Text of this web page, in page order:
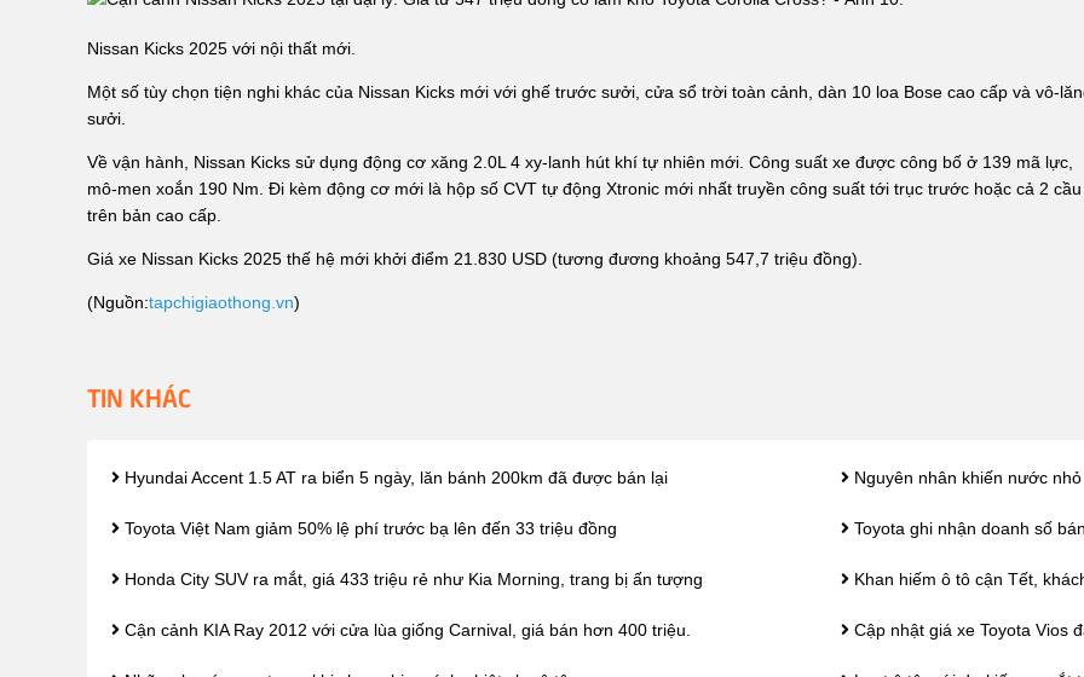
Nissan Kicks 2025 với nội thất mới.
Một số tùy chọn tiện nghi khác của Nissan Kicks mới với ghế trước sưởi, cửa sổ trời toàn cảnh, dàn 10 loa Bose cao cấp và vô-
sưởi.
Về vận hành, Nissan Kicks sử dụng động cơ xăng 2.0L 4 xy-lanh hút khí tự nhiên mới. Công suất xe được công bố ở 139 mã lực,
mô-men xoắn 190 Nm. Đi kèm động cơ mới là hộp số CVT tự động Xtronic mới nhất truyền công suất tới trục trước hoặc cả 2 cầu
trên bản cao cấp.
Giá xe Nissan Kicks 2025 thế hệ mới khởi điểm 21.830 USD (tương đương khoảng 547,7 triệu đồng).
(Nguồn:tapchigiaothong.vn)
TIN KHÁC
Hyundai Accent 1.5 AT ra biển 5 ngày, lăn bánh 200km đã được bán lại Nguyên nhân khiến nước
Toyota Việt Nam giảm 50% lệ phí trước bạ lên đến 33 triệu đồng Toyota ghi nhận doanh số
Honda City SUV ra mắt, giá 433 triệu rẻ như Kia Morning, trang bị ấn tượng Khan hiếm ô tô cận Tết,
Cận cảnh KIA Ray 2012 với cửa lùa giống Carnival, giá bán hơn 400 triệu. Cập nhật giá xe Toyota Vios